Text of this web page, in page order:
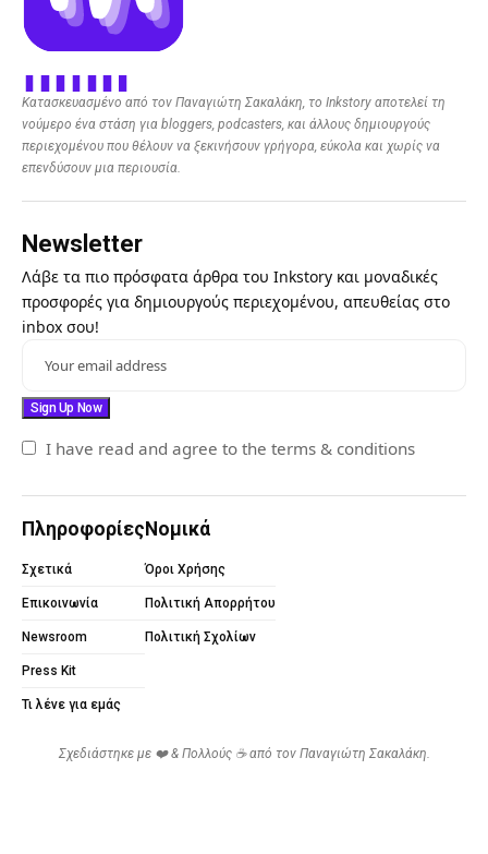
Κατασκευασμένο από τον Παναγιώτη Σακαλάκη, το Inkstory αποτελεί τη
νούμερο ένα στάση για bloggers, podcasters, και άλλους δημιουργούς
περιεχομένου που θέλουν να ξεκινήσουν γρήγορα, εύκολα και χωρίς να
επενδύσουν μια περιουσία.
Newsletter
Λάβε τα πιο πρόσφατα άρθρα του Inkstory και μοναδικές
προσφορές για δημιουργούς περιεχομένου, απευθείας στο
inbox σου!
I have read and agree to the terms & conditions
Πληροφορίες
Σχετικά
Επικοινωνία
Newsroom
Press Kit
Τι λένε για εμάς
Νομικά
Όροι Χρήσης
Πολιτική Απορρήτου
Πολιτική Σχολίων
Σχεδιάστηκε με ❤️ & Πολλούς ☕ από τον Παναγιώτη Σακαλάκη